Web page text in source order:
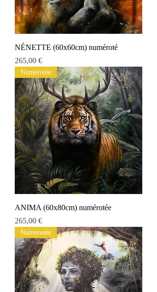
NÉNETTE (60x60cm) numéroté
Preis
265,00 €
Numérotée
ANIMA (60x80cm) numérotée
Preis
265,00 €
Numérotée